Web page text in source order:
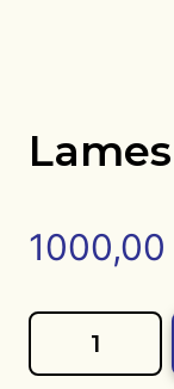
1000,00
quantité